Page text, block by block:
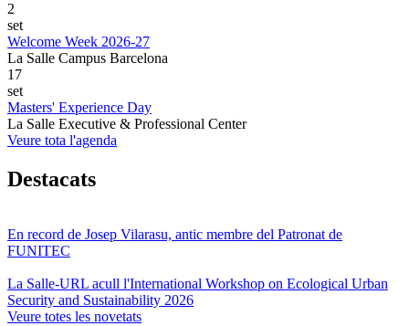
2
set
Welcome Week 2026-27
La Salle Campus Barcelona
17
set
Masters' Experience Day
La Salle Executive & Professional Center
Veure tota l'agenda
Destacats
En record de Josep Vilarasu, antic membre del Patronat de
FUNITEC
La Salle-URL acull l'International Workshop on Ecological Urban
Security and Sustainability 2026
Veure totes les novetats